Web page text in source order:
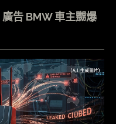
告 BMW 車主嬲爆